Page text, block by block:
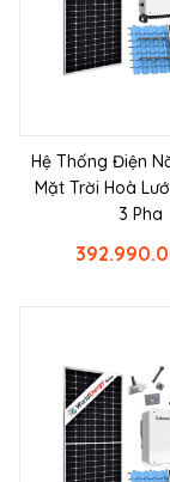
Hệ Thống Điện
Mặt Trời Hoà
3 Pha